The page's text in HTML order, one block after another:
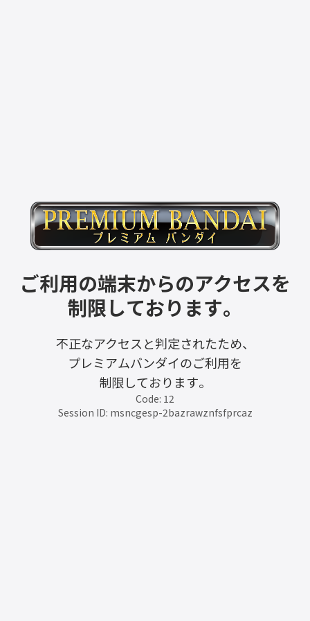
ご利用の端末からのアクセスを
制限しております。
不正なアクセスと判定されたため、
プレミアムバンダイのご利用を
制限しております。
Code: 12
Session ID: msncgesp-2bazrawznfsfprcaz